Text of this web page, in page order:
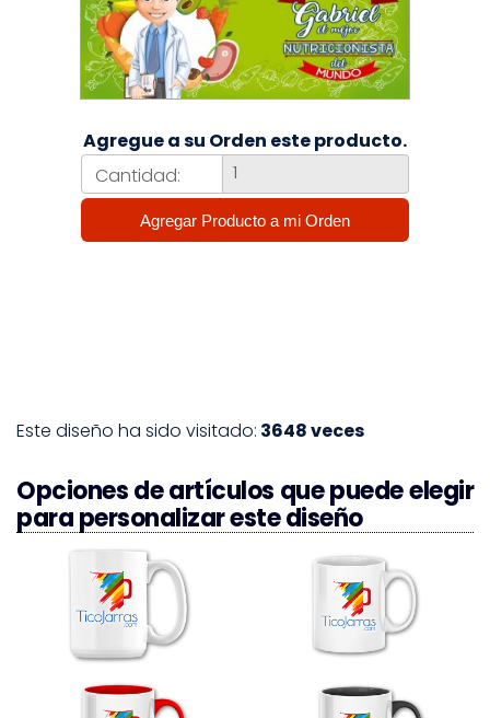
Agregue a su Orden este producto.
Cantidad:
Este diseño ha sido visitado: 3648 veces
Opciones de artículos que puede elegir
para personalizar este diseño